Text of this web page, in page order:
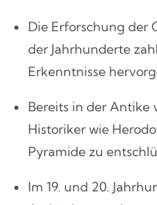
Die Erforschung der
der Jahrhunderte
Erkenntnisse
Bereits in der Antike
Historiker wie
Pyramide zu
Im 19. und 20.